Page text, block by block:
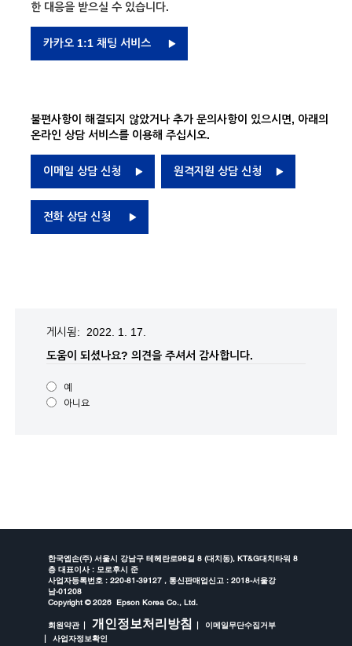
한 대응을 받으실 수 있습니다.
카카오 1:1 채팅 서비스
불편사항이 해결되지 않았거나 추가 문의사항이 있으시면, 아래의
온라인 상담 서비스를 이용해 주십시오.
이메일 상담 신청 원격지원 상담 신청
전화 상담 신청
게시됨: 2022. 1. 17.
도움이 되셨나요? 의견을 주셔서 감사합니다.
예
아니요
한국엡손(주) 서울시 강남구 테헤란로98길 8 (대치동), KT&G대치타워 8
층 대표이사 : 모로후시 준
사업자등록번호 : 220-81-39127 , 통신판매업신고 : 2018-서울강
남-01208
Copyright ©2026 Epson Korea Co., Ltd.
회원약관 개인정보처리방침
이메일무단수집거부
사업자정보확인